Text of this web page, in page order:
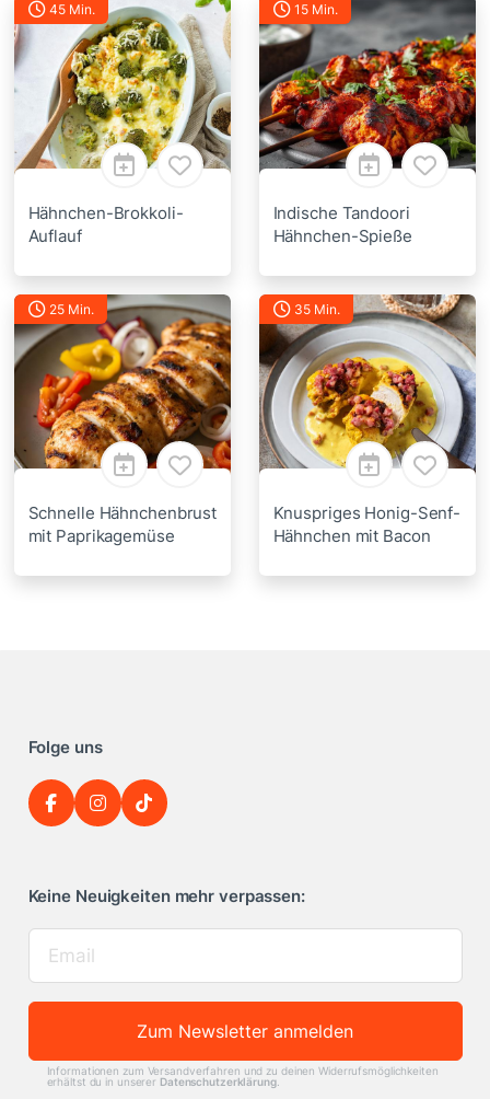
45 Min.
Hähnchen-Brokkoli-
Auflauf
15 Min.
Indische Tandoori
Hähnchen-Spieße
25 Min.
Schnelle Hähnchenbrust
mit Paprikagemüse
35 Min.
Knuspriges Honig-Senf-
Hähnchen mit Bacon
Folge uns
Keine Neuigkeiten mehr verpassen:
Zum Newsletter anmelden
Informationen zum Versandverfahren und zu deinen Widerrufsmöglichkeiten
erhältst du in unserer Datenschutzerklärung.